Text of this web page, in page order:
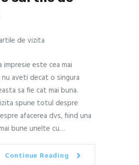
impresie este cea mai
aveti decat o singura
sa fie cat mai buna.
spune totul despre
afacerea dvs, fiind una
bune unelte cu…
Continue Reading